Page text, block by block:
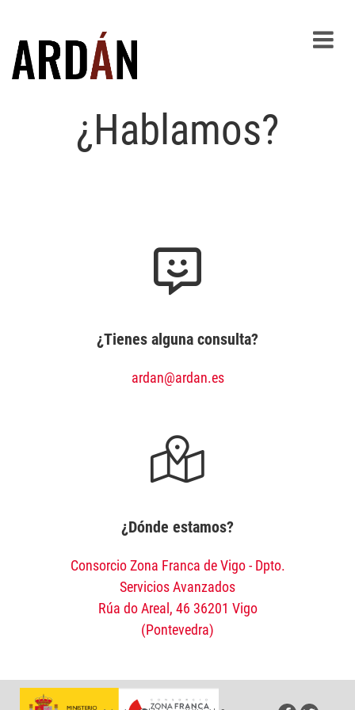
¿Hablamos?
¿Tienes alguna consulta?
ardan@ardan.es
¿Dónde estamos?
Consorcio Zona Franca de Vigo - Dpto.
Servicios Avanzados
Rúa do Areal, 46 36201 Vigo
(Pontevedra)